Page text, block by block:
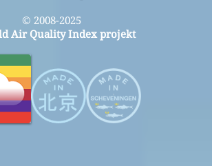
© 2008-2025
Air Quality Index projekt